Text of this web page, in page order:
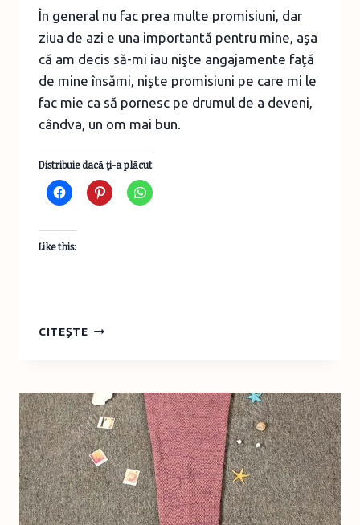
În general nu fac prea multe promisiuni, dar
ziua de azi e una importantă pentru mine, aşa
că am decis să-mi iau nişte angajamente faţă
de mine însămi, nişte promisiuni pe care mi le
fac mie ca să pornesc pe drumul de a deveni,
cândva, un om mai bun.
Distribuie dacă ţi-a plăcut
Like this:
CITEȘTEPROMIT